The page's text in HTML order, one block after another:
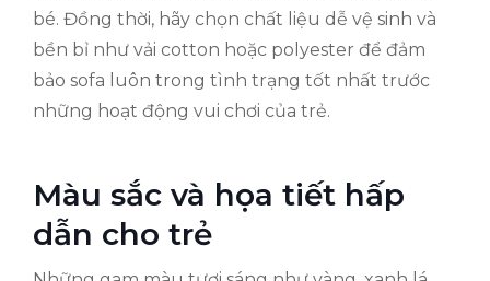
bé. Đồng thời, hãy chọn chất liệu dễ vệ sinh và
bền bỉ như vải cotton hoặc polyester để đảm
bảo sofa luôn trong tình trạng tốt nhất trước
những hoạt động vui chơi của trẻ.
Màu sắc và họa tiết hấp
dẫn cho trẻ